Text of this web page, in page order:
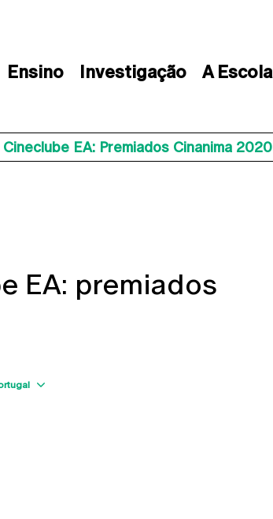
Ensino Investigação A Escola
EA: Premiados Cinanima 2020
EA: premiados